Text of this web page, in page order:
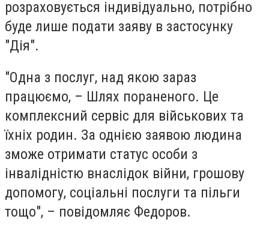
розраховується індивідуально, потрібно
буде лише подати заяву в застосунку
"Дія".
"Одна з послуг, над якою зараз
працюємо, – Шлях пораненого. Це
комплексний сервіс для військових та
їхніх родин. За однією заявою людина
зможе отримати статус особи з
інвалідністю внаслідок війни, грошову
допомогу, соціальні послуги та пільги
тощо", – повідомляє Федоров.